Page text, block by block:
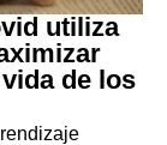
utiliza
de los